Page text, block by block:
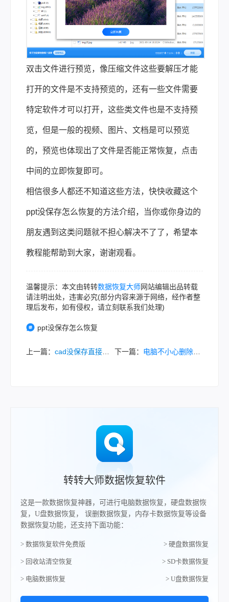
双击文件进行预览，像压缩文件这些要解压才能
打开的文件是不支持预览的，还有一些文件需要
特定软件才可以打开，这些类文件也是不支持预
览，但是一般的视频、图片、文档是可以预览
的，预览也体现出了文件是否能正常恢复，点击
中间的立即恢复即可。
相信很多人都还不知道这些方法，快快收藏这个
ppt没保存怎么恢复的方法介绍，当你或你身边的
朋友遇到这类问题就不担心解决不了了，希望本
教程能帮助到大家，谢谢观看。
温馨提示：本文由转转数据恢复大师网站编辑出品转载
请注明出处，违害必究(部分内容来源于网络，经作者整
理后发布，如有侵权，请立刻联系我们处理)
ppt没保存怎么恢复
上一篇： cad没保存直接关闭了怎么找回？教你二种方法，秒解决！ 下一篇： 电脑不小心删除的文件怎么恢复？教你三招恢复删除文件!
转转大师数据恢复软件
这是一款数据恢复神器，可进行电脑数据恢复，硬盘数据恢
复，U盘数据恢复， 误删数据恢复，内存卡数据恢复等设备
数据恢复功能，还支持下面功能：
> 数据恢复软件免费版 > 硬盘数据恢复
> 回收站清空恢复 > SD卡数据恢复
> 电脑数据恢复 > U盘数据恢复